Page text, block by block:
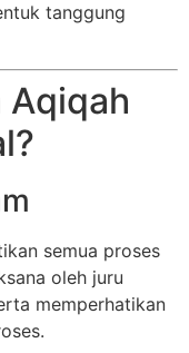
tanggung
Aqiqah
semua proses
oleh juru
memperhatikan